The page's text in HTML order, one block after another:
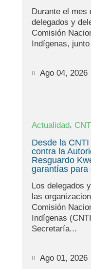
Durante el mes
delegados y
Comisión
Indígenas,
Ago 04, 2026
Actualidad,
Desde la
contra la
Resguardo
garantías para
Los delegados
las
Comisión
Indígenas
Secretaría...
Ago 01, 2026